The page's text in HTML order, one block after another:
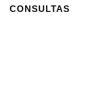
CONSULTAS